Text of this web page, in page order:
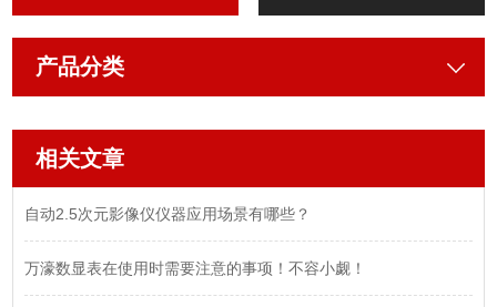
产品分类
相关文章
自动2.5次元影像仪仪器应用场景有哪些？
万濠数显表在使用时需要注意的事项！不容小觑！